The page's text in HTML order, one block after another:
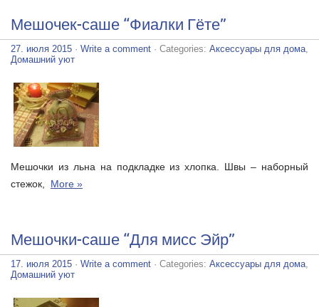
Мешочек-саше “Фиалки Гёте”
27. июля 2015 · Write a comment · Categories: Аксессуары для дома
Домашний уют
Мешочки из льна на подкладке из хлопка. Швы – наборный
стежок, More »
Мешочки-саше “Для мисс Эйр”
17. июля 2015 · Write a comment · Categories: Аксессуары для дома
Домашний уют